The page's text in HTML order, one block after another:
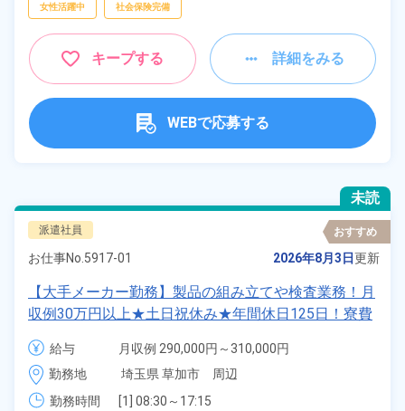
女性活躍中 社会保険完備
キープする 詳細をみる
WEBで応募する
未読
派遣社員 おすすめ
お仕事No. 5917-01 2026年8月3日更新
【大手メーカー勤務】製品の組み立てや検査業務！月
収例30万円以上★土日祝休み★年間休日125日！寮費
無料★備品付きワンルーム寮完備★赴任旅費会社負担
◎自社正社員登用制度あり★就業先食堂利用可◎《埼
玉県草加市》
給与
月収例 290,000円～310,000円
時給 1,550円～1,550円
勤務地
埼玉県 草加市　周辺
勤務時間
[1] 08:30～17:15